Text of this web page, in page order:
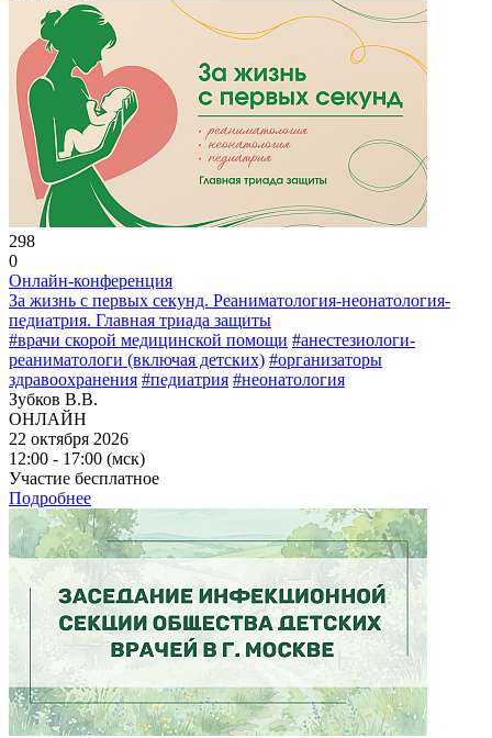
298
0
Онлайн-конференция
За жизнь с первых секунд. Реаниматология-неонатология-
педиатрия. Главная триада защиты
#врачи скорой медицинской помощи #анестезиологи-
реаниматологи (включая детских) #организаторы
здравоохранения #педиатрия #неонатология
Зубков В.В.
ОНЛАЙН
22 октября 2026
12:00 - 17:00 (мск)
Участие бесплатное
Подробнее